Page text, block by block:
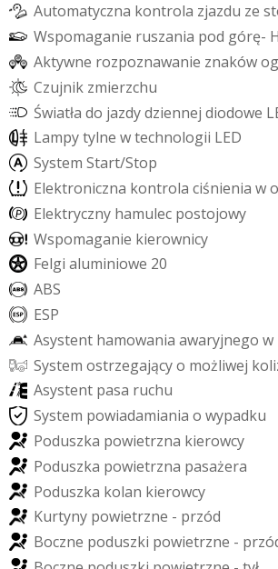
Automatyczna kontrola zjazdu ze st
Wspomaganie ruszania pod górę- H
Aktywne rozpoznawanie znakówog
Czujnik zmierzchu
Światła do jazdydziennej diodowe L
Lampytylne wtechnologii LED
System Start/Stop
Elektroniczna kontrola ciśnienia wo
Elektryczny hamulec postojowy
Wspomaganie kierownicy
Felgi aluminiowe 20
ABS
ESP
Asystent hamowania awaryjnego w
System ostrzegającyo możliwej koli
Asystent pasa ruchu
System powiadamiania o wypadku
Poduszka powietrzna kierowcy
Poduszka powietrzna pasażera
Poduszka kolan kierowcy
Kurtyny powietrzne - przód
Boczne poduszki powietrzne - przó